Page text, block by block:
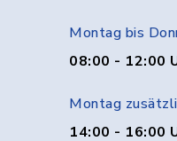
Montag bis
08:00 - 12:00
Montag
14:00 - 16:00